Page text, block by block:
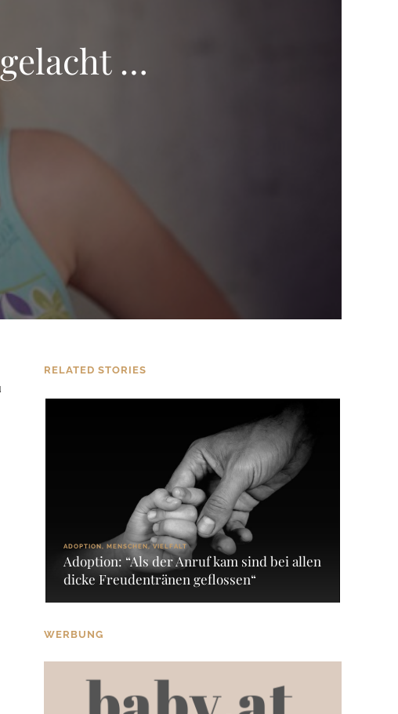
…
RELATED STORIES
ADOPTION, MENSCHEN, VIELFALT
Adoption: “Als der Anruf kam sind bei allen
dicke Freudentränen geflossen“
WERBUNG